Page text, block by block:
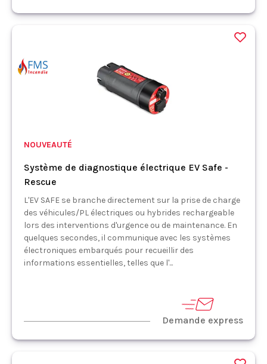
NOUVEAUTÉ
Système de diagnostique électrique EV Safe -
Rescue
L'EV SAFE se branche directement sur la prise de charge
des véhicules/PL électriques ou hybrides rechargeable
lors des interventions d'urgence ou de maintenance. En
quelques secondes, il communique avec les systèmes
électroniques embarqués pour recueillir des
informations essentielles, telles que l'...
Demande express